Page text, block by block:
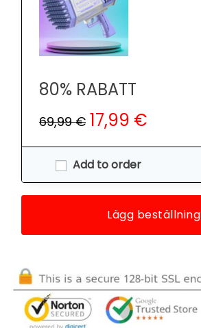
80% RABATT
69,99 € 17,99 €
Add to order
Lägg beställning